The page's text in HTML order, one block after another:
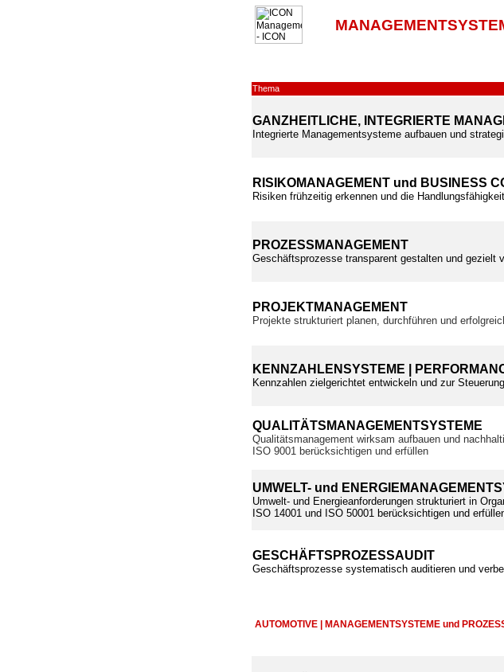
Thema
GANZHEITLICHE, INTEGRIERTE
Integrierte Managementsysteme aufbauen und
RISIKOMANAGEMENT und BUSINESS
Risiken frühzeitig erkennen und die
PROZESSMANAGEMENT
Geschäftsprozesse transparent gestalten und gezielt
PROJEKTMANAGEMENT
Projekte strukturiert planen, durchführen und
KENNZAHLENSYSTEME |
Kennzahlen zielgerichtet entwickeln und zur
QUALITÄTSMANAGEMENTSYSTEME
Qualitätsmanagement wirksam aufbauen und
ISO 9001 berücksichtigen und erfüllen
UMWELT- und
Umwelt- und Energieanforderungen strukturiert in
ISO 14001 und ISO 50001 berücksichtigen und
GESCHÄFTSPROZESSAUDIT
Geschäftsprozesse systematisch auditieren und
AUTOMOTIVE | MANAGEMENTSYSTEME und